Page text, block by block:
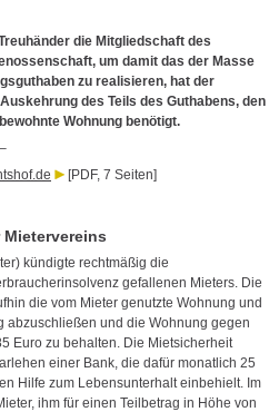
die Mitgliedschaft des
um damit das der Masse
zu realisieren, hat der
des Teils des Guthabens, den
Wohnung benötigt.
[PDF, 7 Seiten]
kündigte rechtmäßig die
gefallenen Mieters. Die
die vom Mieter genutzte Wohnung und
abzuschließen und die Wohnung gegen
Euro zu behalten. Die Mietsicherheit
einer Bank, die dafür monatlich 25
Hilfe zum Lebensunterhalt einbehielt. Im
ihm für einen Teilbetrag in Höhe von